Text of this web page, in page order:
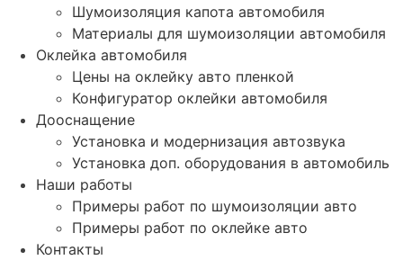
Шумоизоляция капота автомобиля
Материалы для шумоизоляции автомобиля
Оклейка автомобиля
Цены на оклейку авто пленкой
Конфигуратор оклейки автомобиля
Дооснащение
Установка и модернизация автозвука
Установка доп. оборудования в автомобиль
Наши работы
Примеры работ по шумоизоляции авто
Примеры работ по оклейке авто
Контакты